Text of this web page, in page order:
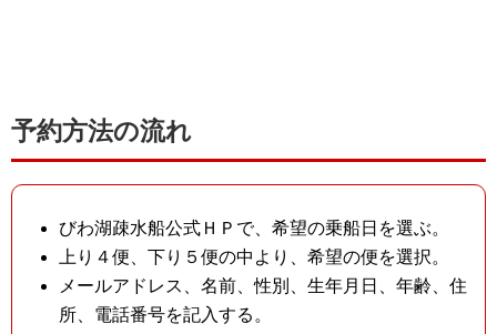
予約方法の流れ
びわ湖疎水船公式ＨＰで、希望の乗船日を選ぶ。
上り４便、下り５便の中より、希望の便を選択。
メールアドレス、名前、性別、生年月日、年齢、住
所、電話番号を記入する。